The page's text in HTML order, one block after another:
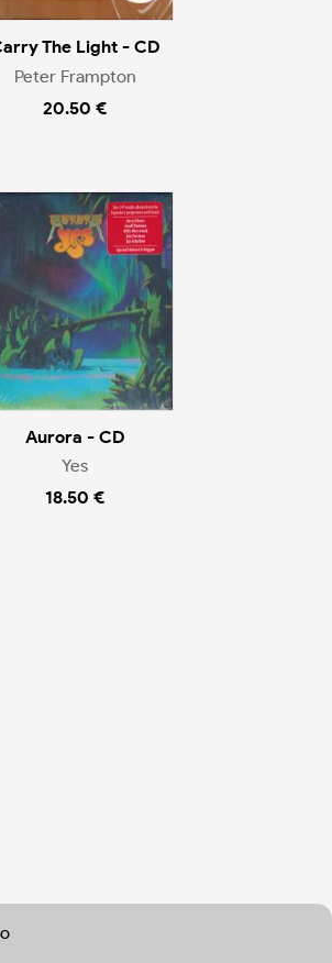
The Light - CD
Peter Frampton
20.50 €
Aurora - CD
Yes
18.50 €